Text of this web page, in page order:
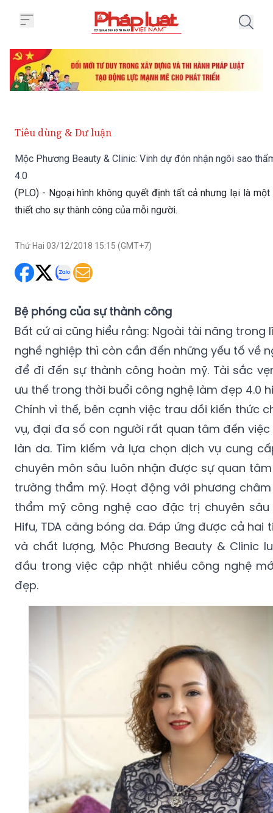
Tiêu dùng & Dư luận
Mộc Phương Beauty & Clinic: Vinh dự đón nhận ngôi sao
4.0
(PLO) - Ngoại hình không quyết định tất cả nhưng lại là
thiết cho sự thành công của mỗi người.
Thứ Hai 03/12/2018 15:15 (GMT+7)
Bệ phóng của sự thành công
Bất cứ ai cũng hiểu rằng: Ngoài tài năng trong
nghề nghiệp thì còn cần đến những yếu tố về
để đi đến sự thành công hoàn mỹ. Tài sắc
ưu thế trong thời buổi công nghệ làm đẹp 4.0
Chính vì thế, bên cạnh việc trau dồi kiến thức
vụ, đại đa số con người rất quan tâm đến
làn da. Tìm kiếm và lựa chọn dịch vụ cung
chuyên môn sâu luôn nhận được sự quan
trường thẩm mỹ. Hoạt động với phương
thẩm mỹ công nghệ cao đặc trị chuyên
Hifu, TDA căng bóng da. Đáp ứng được cả hai
và chất lượng, Mộc Phương Beauty & Clinic
đầu trong việc cập nhật nhiều công nghệ
đẹp.